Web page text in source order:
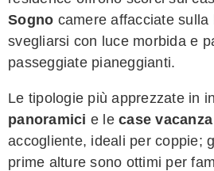
Sogno camere affacciate
svegliarsi con luce morbida e
passeggiate pianeggianti.
Le tipologie più apprezzate in
panoramici e le case vacanza
accogliente, ideali per coppie;
prime alture sono ottimi per